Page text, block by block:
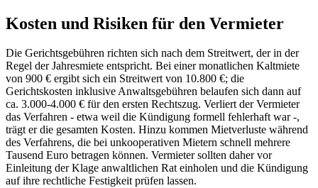
Kosten und Risiken für den Vermieter
Die Gerichtsgebühren richten sich nach dem Streitwert, der in der
Regel der Jahresmiete entspricht. Bei einer monatlichen Kaltmiete
von 900 € ergibt sich ein Streitwert von 10.800 €; die
Gerichtskosten inklusive Anwaltsgebühren belaufen sich dann auf
ca. 3.000-4.000 € für den ersten Rechtszug. Verliert der Vermieter
das Verfahren - etwa weil die Kündigung formell fehlerhaft war -,
trägt er die gesamten Kosten. Hinzu kommen Mietverluste während
des Verfahrens, die bei unkooperativen Mietern schnell mehrere
Tausend Euro betragen können. Vermieter sollten daher vor
Einleitung der Klage anwaltlichen Rat einholen und die Kündigung
auf ihre rechtliche Festigkeit prüfen lassen.